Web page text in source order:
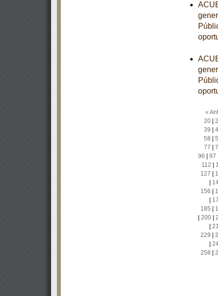
«
20|
39
58
77
96
97
112
127
156
185
200|
229
258